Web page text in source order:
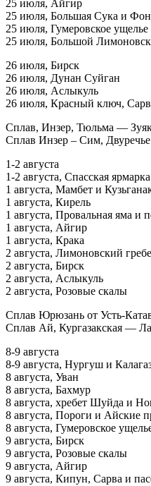
25 июля, Айгир
25 июля, Большая Сука и
25 июля, Гумеровское ущелье
25 июля, Большой
26 июля, Бирск
26 июля, Дунан Суйган
26 июля, Аслыкуль
26 июля, Красный ключ,
Сплав, Инзер, Тюльма —
Сплав Инзер – Сим, Двуречье
1-2 августа
1-2 августа, Спасская ярмарка
1 августа, Мамбет и
1 августа, Кирель
1 августа, Провальная яма и
1 августа, Айгир
1 августа, Крака
2 августа, Лимоновский
2 августа, Бирск
2 августа, Аслыкуль
2 августа, Розовые скалы
Сплав Юрюзань от Усть-
Сплав Ай, Кургазакская —
8-9 августа
8-9 августа, Нургуш и
8 августа, Уван
8 августа, Бахмур
8 августа, хребет Шуйда и
8 августа, Пороги и Айские
8 августа, Гумеровское
9 августа, Бирск
9 августа, Розовые скалы
9 августа, Айгир
9 августа, Кипун, Сарва и